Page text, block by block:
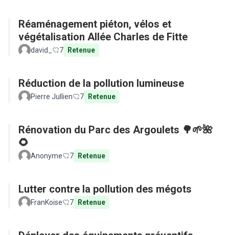
Réaménagement piéton, vélos et
végétalisation Allée Charles de Fitte
david_ 7 Retenue
Réduction de la pollution lumineuse
Pierre Jullien 7 Retenue
Rénovation du Parc des Argoulets 🌳🌱🌺
🌻
Anonyme 7 Retenue
Lutter contre la pollution des mégots
FranKoise 7 Retenue